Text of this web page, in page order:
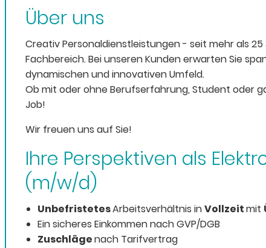
Über uns
Creativ Personaldienstleistungen - seit mehr als
Fachbereich. Bei unseren Kunden erwarten Sie
dynamischen und innovativen Umfeld.
Ob mit oder ohne Berufserfahrung, Student oder
Job!
Wir freuen uns auf Sie!
Ihre Perspektiven als
(m/w/d)
UnbefristetesArbeitsverhältnis inVollzeitmit
Ein sicheres Einkommen nach GVP/DGB
Zuschlägenach Tarifvertrag